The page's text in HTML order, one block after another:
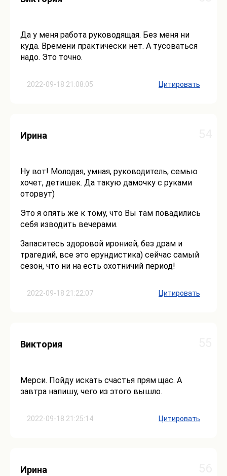
2022-09-18 21:08:05
Да у меня работа руководящая. Без меня ни
куда. Времени практически нет. А тусоваться
надо. Это точно.
Цитировать
2022-09-18 21:22:07
Ирина
Ну вот! Молодая, умная, руководитель, семью
хочет, детишек. Да такую дамочку с руками
оторвут)
Это я опять же к тому, что Вы там повадились
себя изводить вечерами.
Запаситесь здоровой иронией, без драм и
трагедий, все это ерундистика) сейчас самый
сезон, что ни на есть охотничий период!
Цитировать
2022-09-18 21:25:14
Виктория
Мерси. Пойду искать счастья прям щас. А
завтра напишу, чего из этого вышло.
Цитировать
Ирина